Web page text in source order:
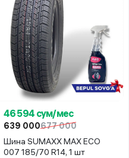
46 594 сум/мес
639 000677 000
Шина SUMAXX MAX ECO
007 185/70 R14, 1 шт